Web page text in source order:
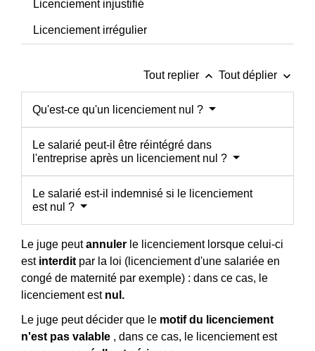
Licenciement injustifié
Licenciement irrégulier
Tout replier keyboard_arrow_up Tout déplier keyboard_arrow_down
Qu'est-ce qu'un licenciement nul ?
Le salarié peut-il être réintégré dans
l'entreprise après un licenciement nul ?
Le salarié est-il indemnisé si le licenciement
est nul ?
Le juge peutannuler le licenciement lorsque celui-ci
est interdit par la loi (licenciement d'une salariée en
congé de maternité par exemple) : dans ce cas, le
licenciement est nul .
Le juge peut décider que le motif du licenciement
n'est pas valable , dans ce cas, le licenciement est